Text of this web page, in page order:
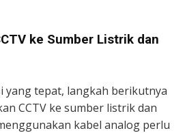
ke Sumber Listrik dan
yang tepat, langkah berikutnya
CCTV ke sumber listrik dan
kabel analog perlu